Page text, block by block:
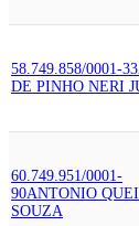
58.749.858/0001-33
DE PINHO NERI
60.749.951/0001-
90ANTONIO
SOUZA